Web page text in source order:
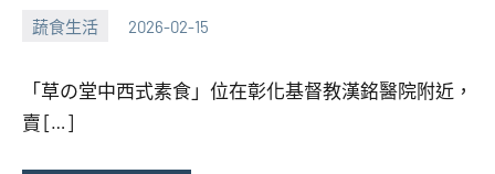
蔬食生活 2026-02-15
張
芋
No
「草の堂中西式素食」位在彰化基督教漢銘醫院附近，
賣 […]